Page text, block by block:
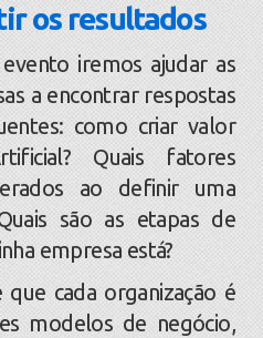
os resultados
iremos ajudar as
a encontrar respostas
como criar valor
Quais fatores
ao definir uma
são as etapas de
empresa está?
cada organização é
modelos de negócio,